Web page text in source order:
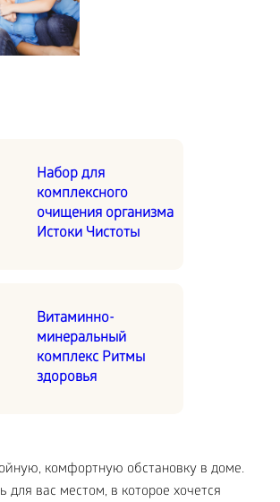
Набор для
комплексного
очищения организма
Истоки Чистоты
Витаминно-
минеральный
комплекс Ритмы
здоровья
комфортную обстановку в доме.
вас местом, в которое хочется